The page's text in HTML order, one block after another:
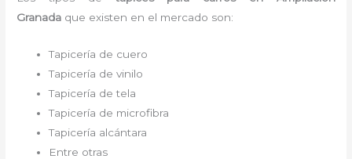
Granada que existen en el mercado son:
Tapicería de cuero
Tapicería de vinilo
Tapicería de tela
Tapicería de microfibra
Tapicería alcántara
Entre otras